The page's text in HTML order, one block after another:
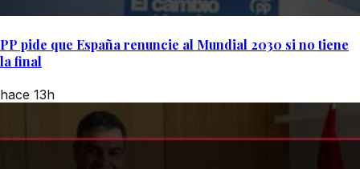
PP pide que España renuncie al Mundial 2030 si no tiene
la final
hace 13h